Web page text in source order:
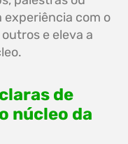
com o
e eleva a
de
núcleo da